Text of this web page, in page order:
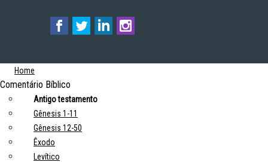
Home
Comentário Bíblico
Antigo testamento
Gênesis 1-11
Gênesis 12-50
Êxodo
Levítico